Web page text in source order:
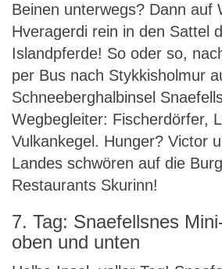
Beinen unterwegs? Dann auf
Hveragerdi rein in den Sattel
Islandpferde! So oder so,
per Bus nach Stykkisholmur
Schneeberghalbinsel
Wegbegleiter: Fischerdörfer,
Vulkankegel. Hunger? Victor
Landes schwören auf die
Restaurants Skurinn!
7. Tag: Snaefellsnes
oben und unten